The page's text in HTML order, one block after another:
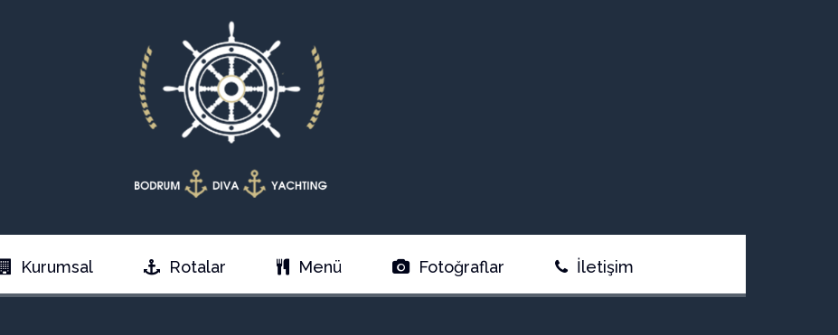
Kurumsal Rotalar Menü Fotoğraflar İletişim